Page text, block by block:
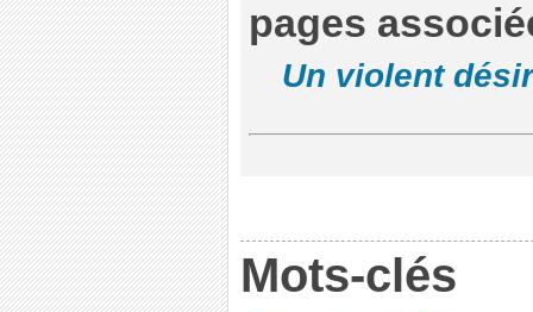
pages
Un violent
Mots-clés